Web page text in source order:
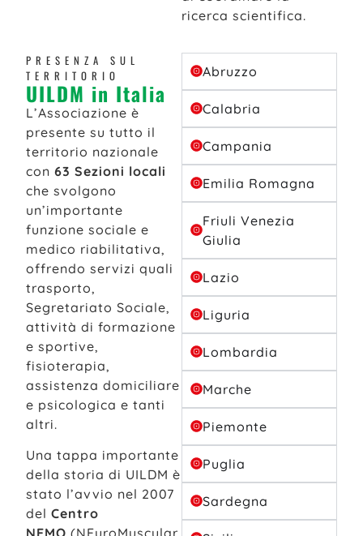
ricerca scientifica.
PRESENZA SUL
TERRITORIO
UILDM in Italia
L’Associazione è
presente su tutto il
territorio nazionale
con 63 Sezioni locali
che svolgono
un’importante
funzione sociale e
medico riabilitativa,
offrendo servizi quali
trasporto,
Segretariato Sociale,
attività di formazione
e sportive,
fisioterapia,
assistenza domiciliare
e psicologica e tanti
altri.
Una tappa importante
della storia di UILDM è
stato l’avvio nel 2007
del Centro
Abruzzo
Calabria
Campania
Emilia Romagna
Friuli Venezia
Giulia
Lazio
Liguria
Lombardia
Marche
Piemonte
Puglia
Sardegna